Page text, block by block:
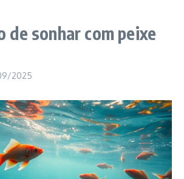
de sonhar com peixe
2025